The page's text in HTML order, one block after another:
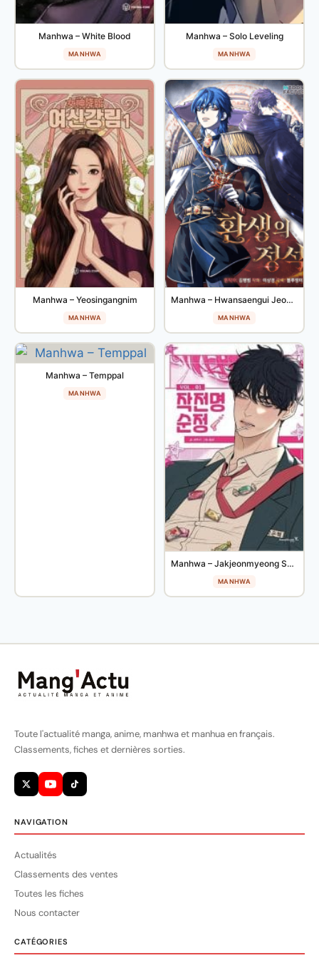
Manhwa – White Blood
MANHWA
Manhwa – Solo Leveling
MANHWA
Manhwa – Yeosingangnim
MANHWA
Manhwa – Hwansaengui Jeongseok
MANHWA
Manhwa – Temppal
MANHWA
Manhwa – Jakjeonmyeong Sunjeong
MANHWA
Toute l'actualité manga, anime, manhwa et manhua en français.
Classements, fiches et dernières sorties.
NAVIGATION
Actualités
Classements des ventes
Toutes les fiches
Nous contacter
CATÉGORIES